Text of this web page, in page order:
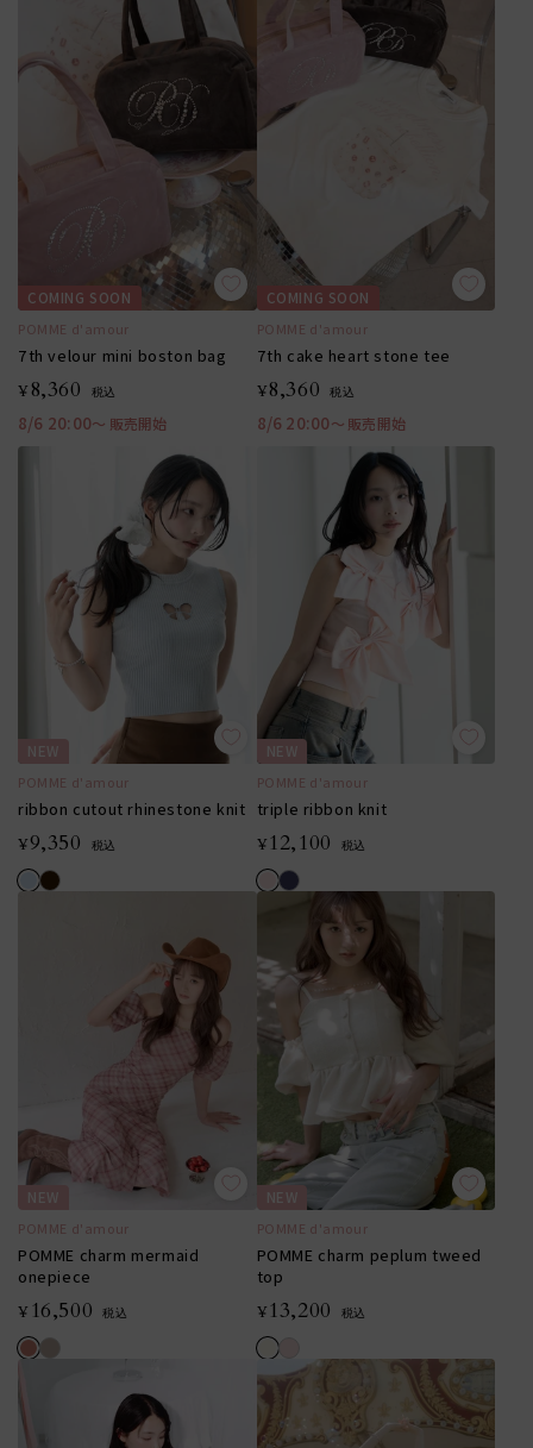
COMING SOON
POMME d'amour
7th velour mini boston bag
¥ 8,360 税込
8/6 20:00〜 販売開始
COMING SOON
POMME d'amour
7th cake heart stone tee
¥8,360 税込
8/6 20:00 〜 販売開始
NEW
POMME d'amour
ribbon cutout rhinestone knit
¥9,350 税込
NEW
POMME d'amour
triple ribbon knit
¥12,100 税込
NEW
POMME d'amour
POMME charm mermaid
onepiece
¥ 16,500 税込
NEW
POMME d'amour
POMME charm peplum tweed
top
¥13,200 税込